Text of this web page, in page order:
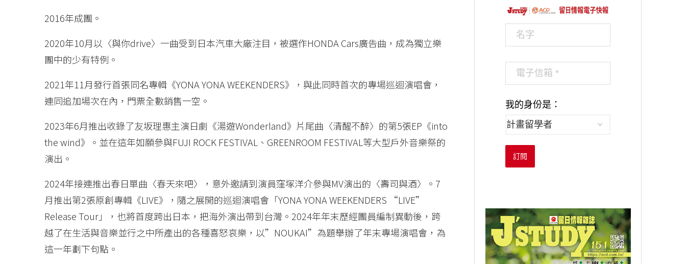
2016年成團。
2020年10月以〈與你drive〉一曲受到日本汽車大廠注目，被選作HONDA Cars廣告曲，成為獨立樂
團中的少有特例。
2021年11月發行首張同名專輯《YONA YONA WEEKENDERS》，與此同時首次的專場巡迴演唱會，
連同追加場次在內，門票全數銷售一空。
2023年6月推出收錄了友坂理惠主演日劇《湯遊Wonderland》片尾曲〈清醒不醉〉的第5張EP《into
the wind》。並在這年如願參與FUJI ROCK FESTIVAL、GREENROOM FESTIVAL等大型戶外音樂祭的
演出。
2024年接連推出春日單曲〈春天來吧〉，意外邀請到演員窪塚洋介參與MV演出的〈壽司與酒〉。7
月推出第2張原創專輯《LIVE》，隨之展開的巡迴演唱會「YONA YONA WEEKENDERS “LIVE”
Release Tour」，也將首度跨出日本，把海外演出帶到台灣。2024年年末歷經團員編制異動後，跨
越了在生活與音樂並行之中所產出的各種喜怒哀樂，以”NOUKAI”為題舉辦了年末專場演唱會，為
這一年劃下句點。
我的身份是：
訂閱